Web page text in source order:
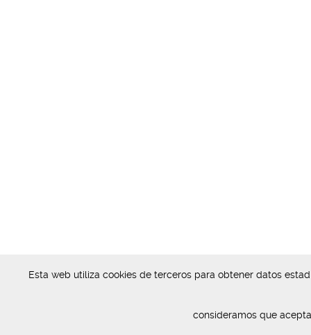
Esta web utiliza cookies de terceros para obtener datos
consideramos que